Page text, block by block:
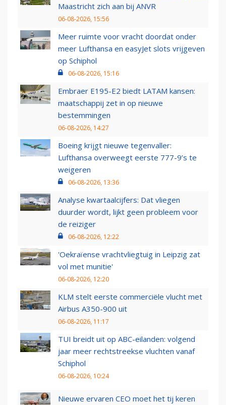
Maastricht zich aan bij ANVR
06-08-2026, 15:56
Meer ruimte voor vracht doordat onder
meer Lufthansa en easyJet slots vrijgeven
op Schiphol
06-08-2026, 15:16
Embraer E195-E2 biedt LATAM kansen:
maatschappij zet in op nieuwe
bestemmingen
06-08-2026, 14:27
Boeing krijgt nieuwe tegenvaller:
Lufthansa overweegt eerste 777-9’s te
weigeren
06-08-2026, 13:36
Analyse kwartaalcijfers: Dat vliegen
duurder wordt, lijkt geen probleem voor
de reiziger
06-08-2026, 12:22
'Oekraïense vrachtvliegtuig in Leipzig zat
vol met munitie'
06-08-2026, 12:20
KLM stelt eerste commerciële vlucht met
Airbus A350-900 uit
06-08-2026, 11:17
TUI breidt uit op ABC-eilanden: volgend
jaar meer rechtstreekse vluchten vanaf
Schiphol
06-08-2026, 10:24
Nieuwe ervaren CEO moet het tij keren